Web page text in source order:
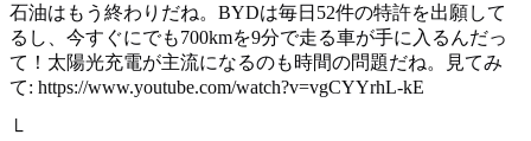
石油はもう終わりだね。BYDは毎日52件の特許を出願して
るし、今すぐにでも700kmを9分で走る車が手に入るんだっ
て！太陽光充電が主流になるのも時間の問題だね。見てみ
て: https://www.youtube.com/watch?v=vgCYYrhL-kE
└